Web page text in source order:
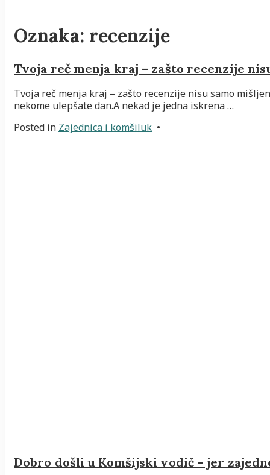
Oznaka: recenzije
Tvoja reč menja kraj – zašto recenzije
Tvoja reč menja kraj – zašto recenzije nisu samo
nekome ulepšate dan.A nekad je jedna iskrena …
Posted in Zajednica i komšiluk •
Dobro došli u Komšijski vodič – jer